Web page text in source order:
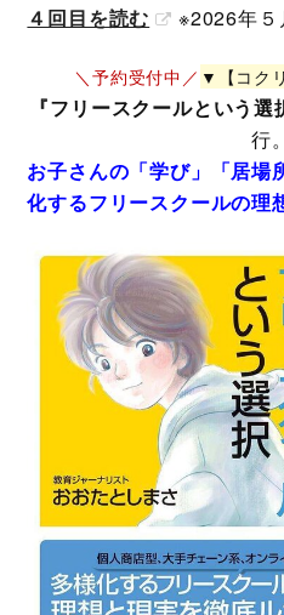
４回目を読む
※2026年５
＼予約受付中／ ▼【コク
『フリースクールという選
行。
お子さんの「学び」「居場
化するフリースクールの理